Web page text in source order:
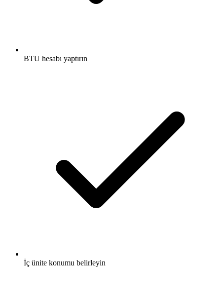
BTU hesabı yaptırın
İç ünite konumu belirleyin